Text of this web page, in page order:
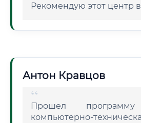
Рекомендую этот центр
Антон Кравцов
Прошел программу
компьютерно-